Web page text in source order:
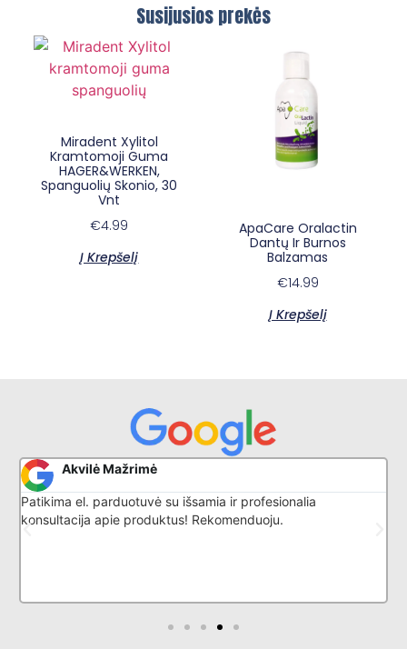
Susijusios prekės
Miradent Xylitol
Kramtomoji Guma
HAGER&WERKEN,
Spanguolių Skonio, 30
Vnt
€4.99
Į Krepšelį
ApaCare Oralactin
Dantų Ir Burnos
Balzamas
€14.99
Į Krepšelį
Akvilė Mažrimė
Patikima el. parduotuvė su išsamia ir profesionalia
konsultacija apie produktus! Rekomenduoju.